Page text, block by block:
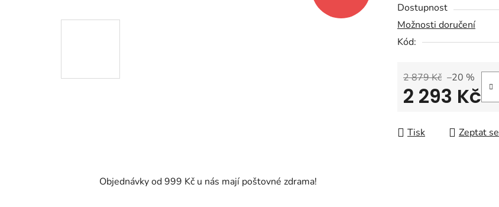
Dostupnost
Možnosti doručení
Kód:
2 879 Kč –20 %
2 293 Kč
Tisk Zeptat se
Objednávky od 999 Kč u nás mají poštovné zdrama!